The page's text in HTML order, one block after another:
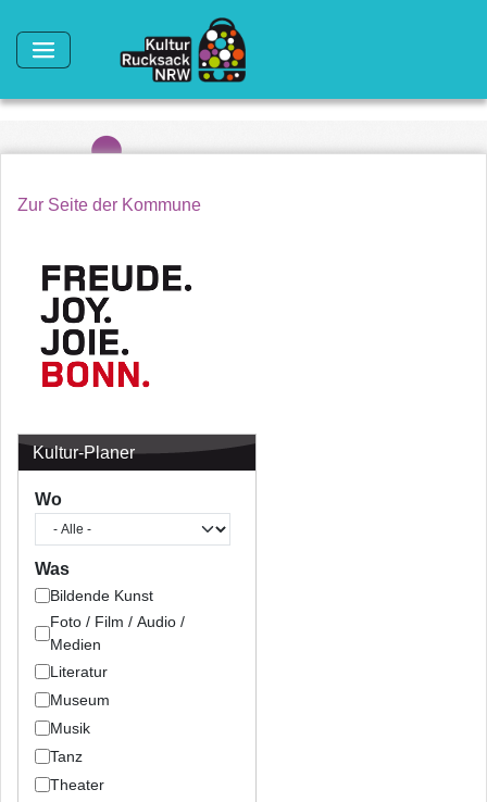
Zur Seite der Kommune
Kultur-Planer
Wo
Was
Bildende Kunst
Foto / Film / Audio /
Medien
Literatur
Museum
Musik
Tanz
Theater